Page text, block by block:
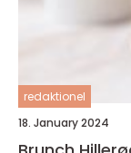
redaktionel
18. January 2024